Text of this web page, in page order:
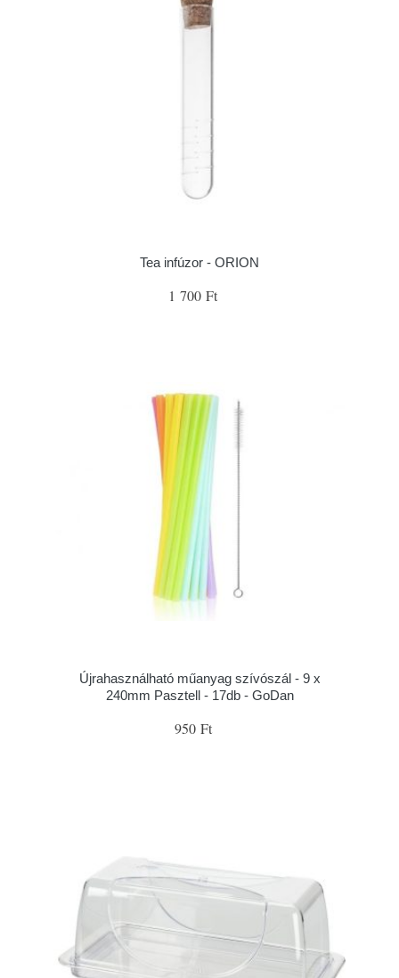
Tea infúzor - ORION
1 700 Ft
Újrahasználható műanyag szívószál - 9 x
240mm Pasztell - 17db - GoDan
950 Ft